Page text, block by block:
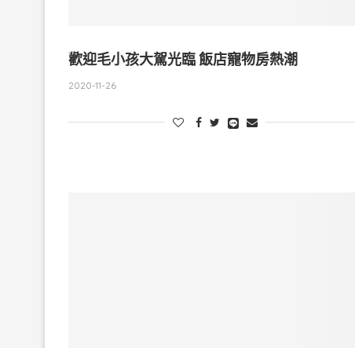
歡迎毛小孩大駕光臨 飯店寵物房熱潮
2020-11-26